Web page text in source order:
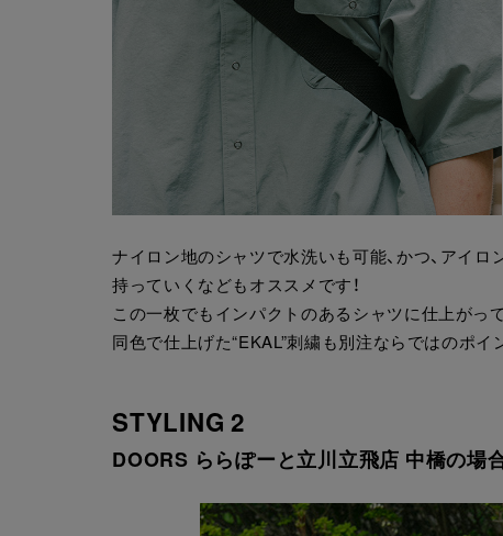
ナイロン地のシャツで水洗いも可能、かつ、アイ
持っていくなどもオススメです！
この一枚でもインパクトのあるシャツに仕上がっ
同色で仕上げた“EKAL”刺繍も別注ならではのポイ
STYLING 2
DOORS ららぽーと立川立飛店 中橋の場